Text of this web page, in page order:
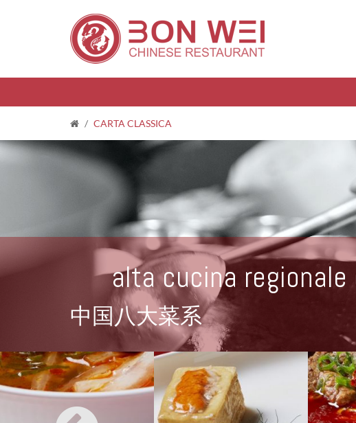
/ CARTA CLASSICA
alta cucina regionale
中国八大菜系